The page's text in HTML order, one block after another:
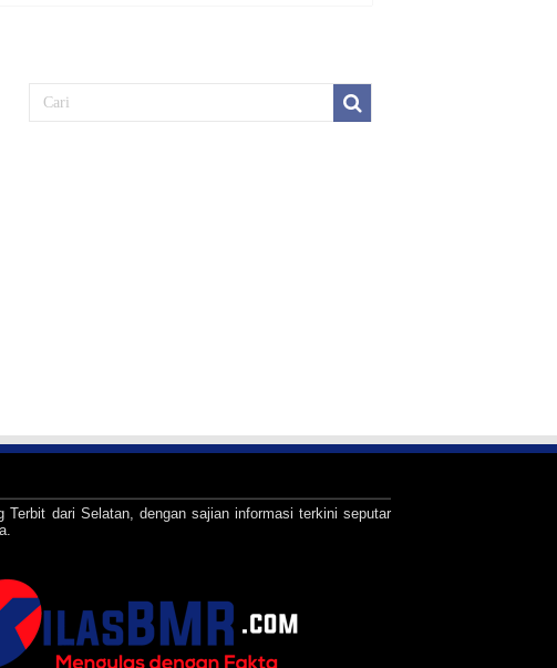
Terbit dari Selatan, dengan sajian informasi terkini seputar